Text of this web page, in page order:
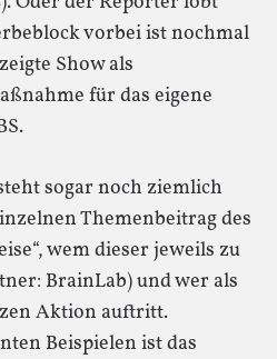
vorbei ist nochmal
Show als
für das eigene
sogar noch ziemlich
Themenbeitrag des
wem dieser jeweils zu
BrainLab) und wer als
Aktion auftritt.
Beispielen ist das